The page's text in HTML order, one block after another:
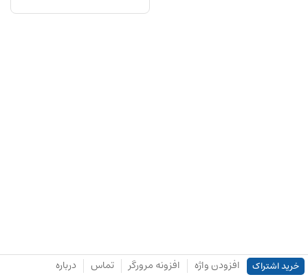
خرید اشتراک افزودن واژه افزونه مرورگر تماس درباره